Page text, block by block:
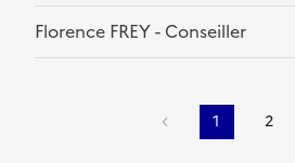
Florence FREY - Conseiller
1 2